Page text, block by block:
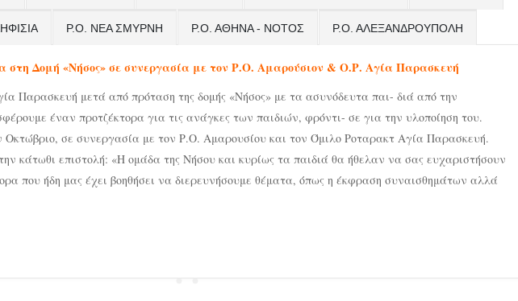
Ρ.Ο. ΝΕΑ ΣΜΥΡΝΗ Ρ.Ο. ΑΘΗΝΑ - ΝΟΤΟΣ Ρ.Ο. ΑΛΕΞΑΝΔΡΟΥΠΟΛΗ
στη Δομή «Νήσος» σε συνεργασία με τον Ρ.Ο. Αμαρούσιον & Ο.Ρ. Αγία Παρασκευή
Παρασκευή μετά από πρόταση της δομής «Νήσος» με τα ασυνόδευτα παι- διά από την
έναν προτζέκτορα για τις ανάγκες των παιδιών, φρόντι- σε για την υλοποίηση του.
Οκτώβριο, σε συνεργασία με τον Ρ.Ο. Αμαρουσίου και τον Όμιλο Ροταρακτ Αγία Παρασκευή.
κάτωθι επιστολή: «Η ομάδα της Νήσου και κυρίως τα παιδιά θα ήθελαν να σας ευχαριστήσουν
που ήδη μας έχει βοηθήσει να διερευνήσουμε θέματα, όπως η έκφραση συναισθημάτων αλλά